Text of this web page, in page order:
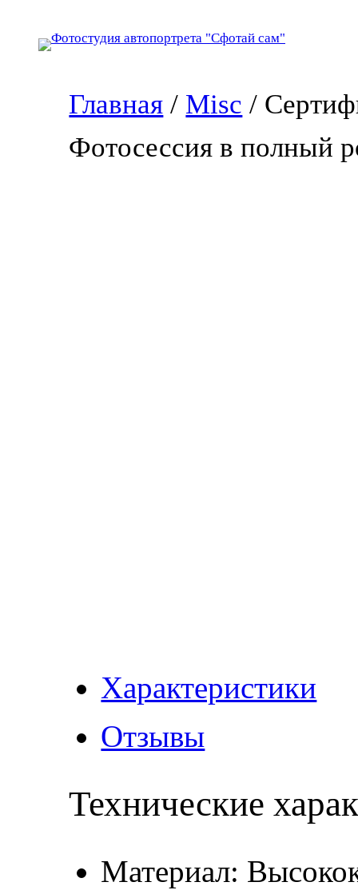
Главная / Misc /
Фотосессия в полный
Характеристики
Отзывы
Технические
Материал: